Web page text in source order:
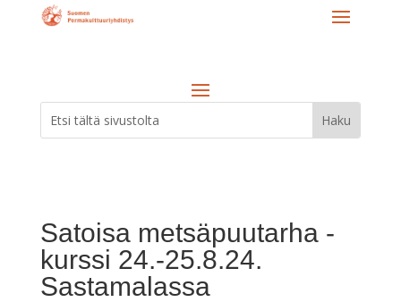
Satoisa metsäpuutarha -
kurssi 24.-25.8.24.
Sastamalassa